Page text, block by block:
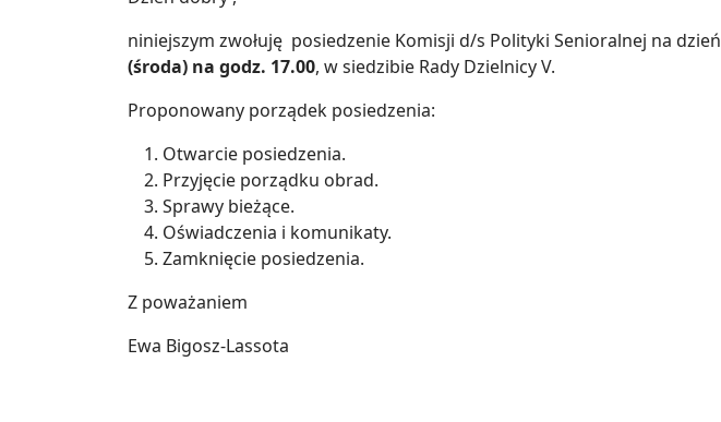
niniejszym zwołuję posiedzenie Komisji d/s Polityki Senioralnej na dzień
(środa) na godz. 17.00, w siedzibie Rady Dzielnicy V.
Proponowany porządek posiedzenia:
Otwarcie posiedzenia.
Przyjęcie porządku obrad.
Sprawy bieżące.
Oświadczenia i komunikaty.
Zamknięcie posiedzenia.
Z poważaniem
Ewa Bigosz-Lassota